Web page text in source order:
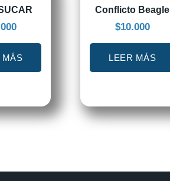
MÁS
Conflicto Beagle
$10.000
LEER MÁS